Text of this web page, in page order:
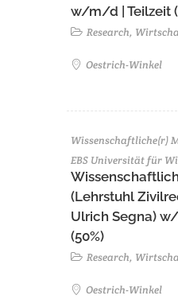
w/m/d | Teilzeit
Research,
Oestrich-Winkel
Wissenschaftliche(r)
EBS Universität für
(Lehrstuhl
Ulrich Segna)
(50%)
Research,
Oestrich-Winkel